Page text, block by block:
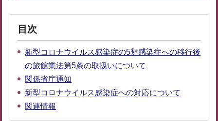
目次
新型コロナウイルス感染症の5類感染症への移行後
の旅館業法第5条の取扱いについて
関係省庁通知
新型コロナウイルス感染症への対応について
関連情報